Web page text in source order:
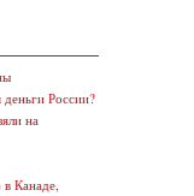
России?
на
Канаде,